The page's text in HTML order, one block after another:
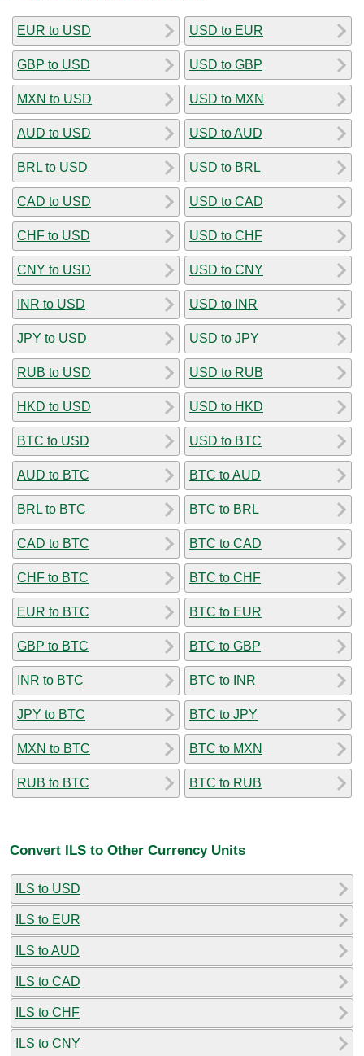
EUR to USD
GBP to USD
MXN to USD
AUD to USD
BRL to USD
CAD to USD
CHF to USD
CNY to USD
INR to USD
JPY to USD
RUB to USD
HKD to USD
BTC to USD
AUD to BTC
BRL to BTC
CAD to BTC
CHF to BTC
EUR to BTC
GBP to BTC
INR to BTC
JPY to BTC
MXN to BTC
RUB to BTC
USD to EUR
USD to GBP
USD to MXN
USD to AUD
USD to BRL
USD to CAD
USD to CHF
USD to CNY
USD to INR
USD to JPY
USD to RUB
USD to HKD
USD to BTC
BTC to AUD
BTC to BRL
BTC to CAD
BTC to CHF
BTC to EUR
BTC to GBP
BTC to INR
BTC to JPY
BTC to MXN
BTC to RUB
Convert ILS to Other Currency Units
ILS to USD
ILS to EUR
ILS to AUD
ILS to CAD
ILS to CHF
ILS to CNY